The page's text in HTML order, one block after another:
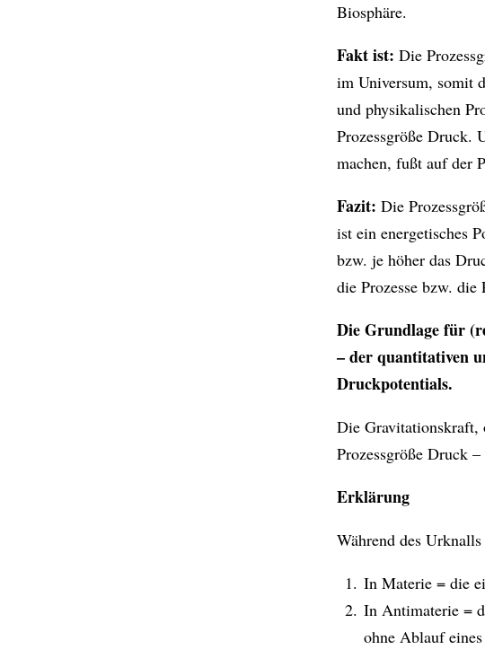
Biosphäre.
Fakt ist: Die
im Universum, somit
und physikalischen
Prozessgröße Druck.
machen, fußt auf der
Fazit: Die
ist ein energetisches
bzw. je höher das
die Prozesse bzw. die
Die Grundlage für
– der quantitativen
Druckpotentials.
Die Gravitationskraft,
Prozessgröße Druck
Erklärung
Während des
In Materie = die
In Antimaterie =
ohne Ablauf eines